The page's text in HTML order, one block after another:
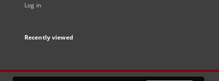
Log in
Recently viewed